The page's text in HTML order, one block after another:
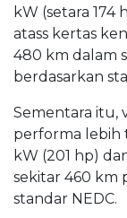
kW (setara 174
atass kertas
480 km dalam
berdasarkan
Sementara itu,
performa lebih
kW (201 hp)
sekitar 460 km
standar NEDC.